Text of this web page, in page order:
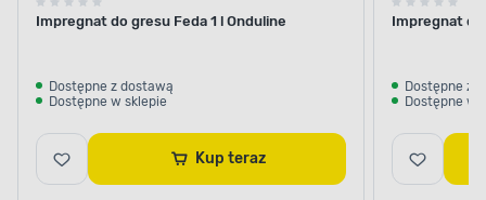
Impregnat do gresu Feda 1 l Onduline
Dostępne z dostawą
Dostępne w sklepie
Kup teraz
Impregnat do
Dostępne z
Dostępne w